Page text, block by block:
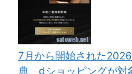
7月から開始された
典、dショッピングが対